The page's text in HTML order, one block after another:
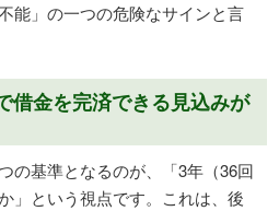
能」の一つの危険なサインと言
借金を完済できる見込みが
の基準となるのが、「3年（36回
」という視点です。これは、後